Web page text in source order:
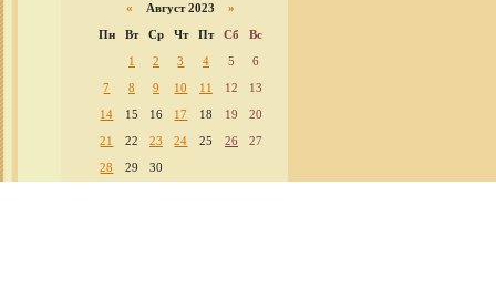
« Август 2023 »
Пн
Вт Ср Чт Пт Сб
Вс
1
2 3 4 5
6
7
8 9 10 11 12
13
14
15 16 17 18 19
20
21
22 23 24 25 26
27
28
29 30